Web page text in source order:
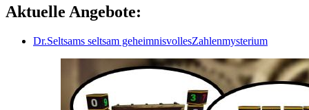
Aktuelle Angebote:
Dr.Seltsams seltsam geheimnisvollesZahlenmysterium